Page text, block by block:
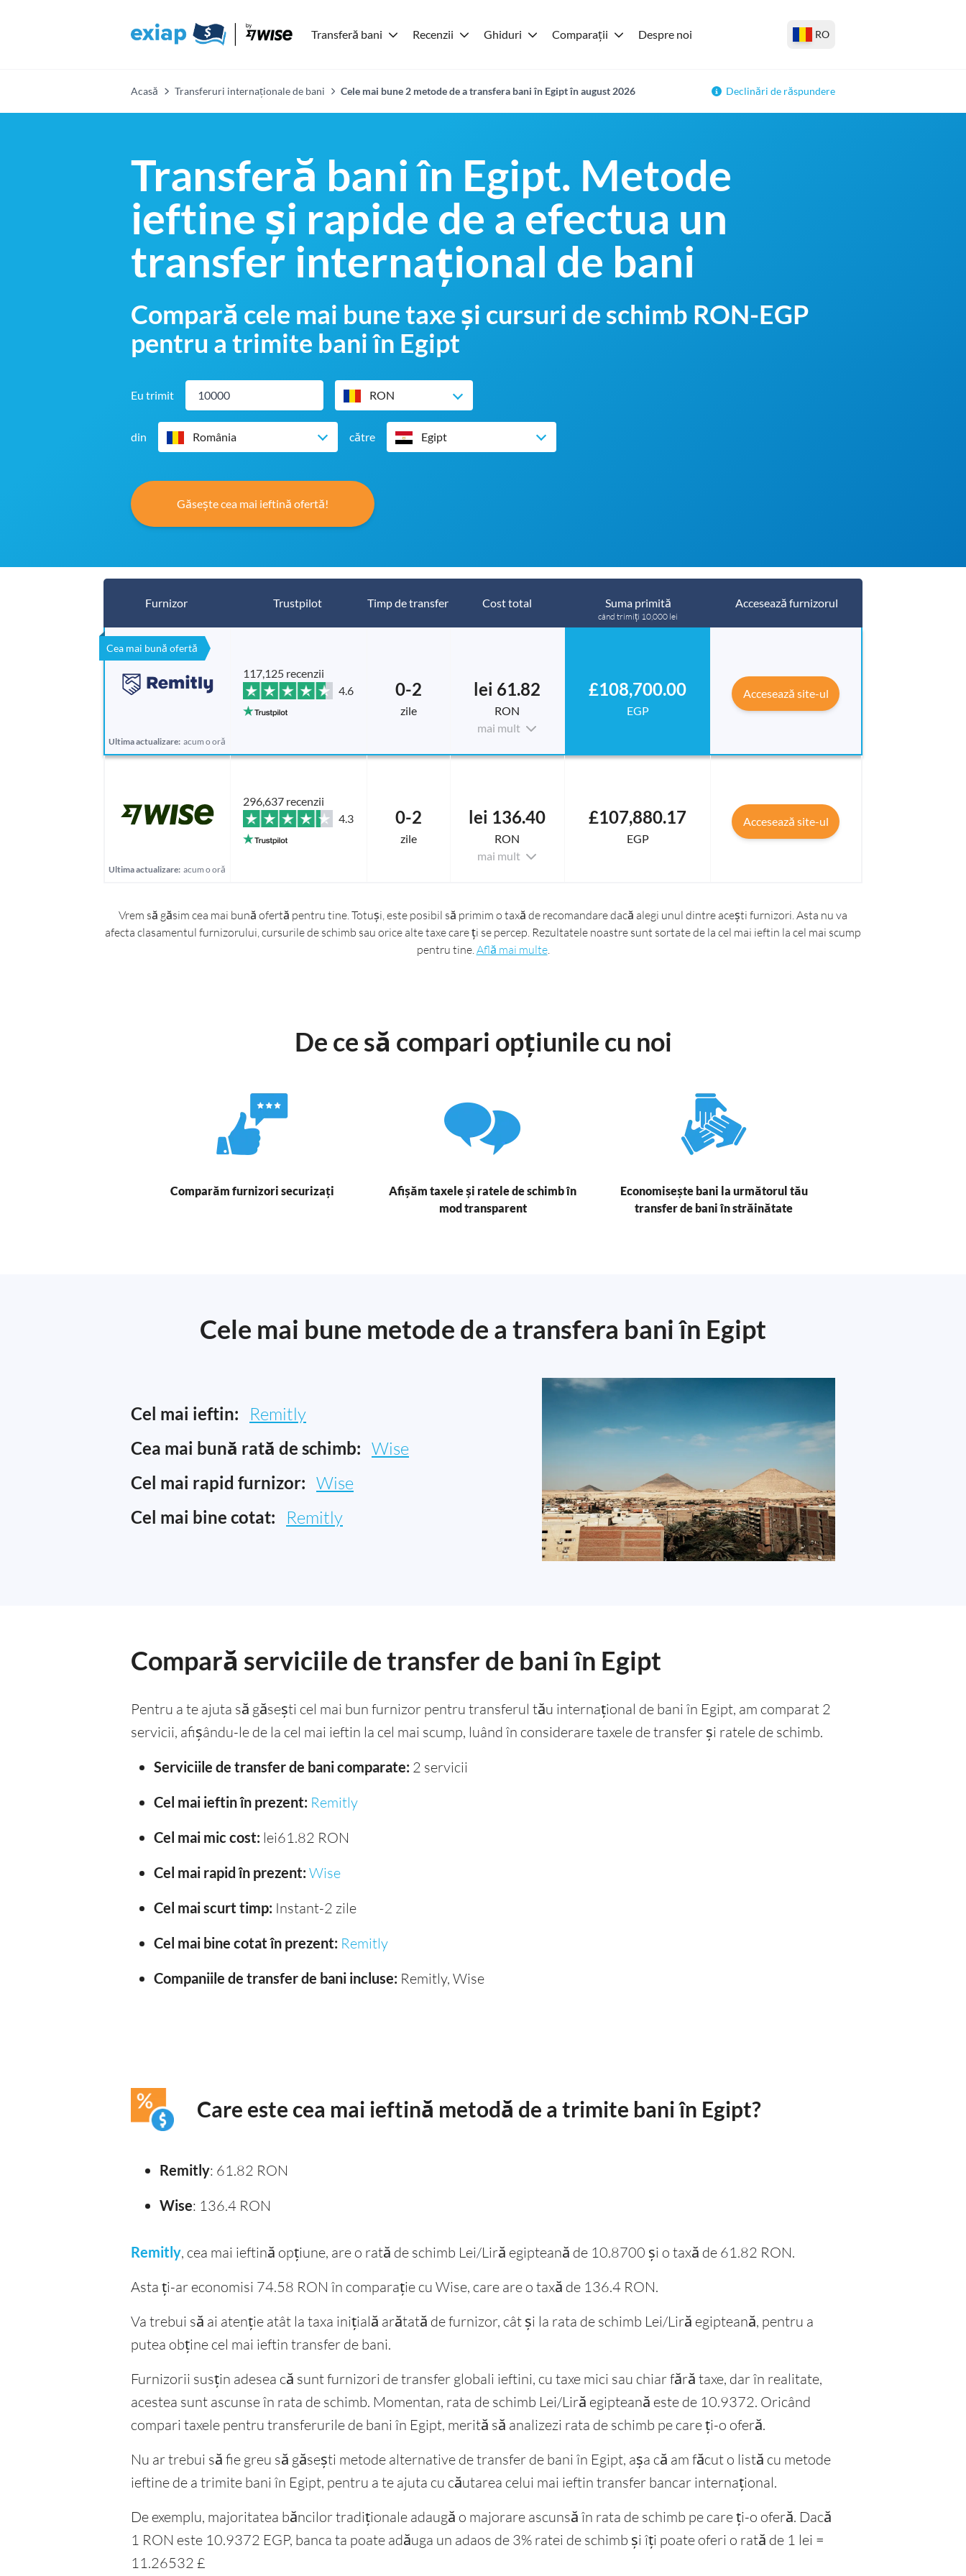
Transferă bani Recenzii Ghiduri Comparații Despre noi RO
Acasă Transferuri internaționale de bani Cele mai bune 2 metode de a transfera bani în Egipt în august 2026 Declinări de răspundere
Transferă bani în Egipt. Metode
ieftine și rapide de a efectua un
transfer internațional de bani
Compară cele mai bune taxe și cursuri de schimb RON-EGP
pentru a trimite bani în Egipt
Eu trimit RON
din România către Egipt
Găsește cea mai ieftină ofertă!
Furnizor Trustpilot Timp de transfer Cost total Suma primită
când trimiți 10,000 lei
Accesează furnizorul
Cea mai bună ofertă
Ultima actualizare: acum o oră
117,125 recenzii
4.6
0-2
zile
lei 61.82
RON
mai mult
£108,700.00
EGP
Accesează site-ul
Ultima actualizare: acum o oră
296,637 recenzii
4.3
0-2
zile
lei 136.40
RON
mai mult
£107,880.17
EGP
Accesează site-ul
Vrem să găsim cea mai bună ofertă pentru tine. Totuși, este posibil să primim o taxă de recomandare dacă alegi unul dintre acești furnizori. Asta nu va
afecta clasamentul furnizorului, cursurile de schimb sau orice alte taxe care ți se percep. Rezultatele noastre sunt sortate de la cel mai ieftin la cel mai scump
pentru tine. Află mai multe.
De ce să compari opțiunile cu noi
Comparăm furnizori securizați
Afișăm taxele și ratele de schimb în
mod transparent
Economisește bani la următorul tău
transfer de bani în străinătate
Cele mai bune metode de a transfera bani în Egipt
Cel mai ieftin: Remitly
Cea mai bună rată de schimb: Wise
Cel mai rapid furnizor: Wise
Cel mai bine cotat: Remitly
Compară serviciile de transfer de bani în Egipt
Pentru a te ajuta să găsești cel mai bun furnizor pentru transferul tău internațional de bani în Egipt, am comparat 2
servicii, afișându-le de la cel mai ieftin la cel mai scump, luând în considerare taxele de transfer și ratele de schimb.
Serviciile de transfer de bani comparate: 2 servicii
Cel mai ieftin în prezent: Remitly
Cel mai mic cost: lei61.82 RON
Cel mai rapid în prezent: Wise
Cel mai scurt timp: Instant-2 zile
Cel mai bine cotat în prezent: Remitly
Companiile de transfer de bani incluse: Remitly, Wise
Care este cea mai ieftină metodă de a trimite bani în Egipt?
Remitly: 61.82 RON
Wise: 136.4 RON
Remitly, cea mai ieftină opțiune, are o rată de schimb Lei/Liră egipteană de 10.8700 și o taxă de 61.82 RON.
Asta ți-ar economisi 74.58 RON în comparație cu Wise, care are o taxă de 136.4 RON.
Va trebui să ai atenție atât la taxa inițială arătată de furnizor, cât și la rata de schimb Lei/Liră egipteană, pentru a
putea obține cel mai ieftin transfer de bani.
Furnizorii susțin adesea că sunt furnizori de transfer globali ieftini, cu taxe mici sau chiar fără taxe, dar în realitate,
acestea sunt ascunse în rata de schimb. Momentan, rata de schimb Lei/Liră egipteană este de 10.9372. Oricând
compari taxele pentru transferurile de bani în Egipt, merită să analizezi rata de schimb pe care ți-o oferă.
Nu ar trebui să fie greu să găsești metode alternative de transfer de bani în Egipt, așa că am făcut o listă cu metode
ieftine de a trimite bani în Egipt, pentru a te ajuta cu căutarea celui mai ieftin transfer bancar internațional.
De exemplu, majoritatea băncilor tradiționale adaugă o majorare ascunsă în rata de schimb pe care ți-o oferă. Dacă
1 RON este 10.9372 EGP, banca ta poate adăuga un adaos de 3% ratei de schimb și îți poate oferi o rată de 1 lei =
11.26532 £